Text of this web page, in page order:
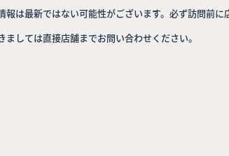
は最新ではない可能性がございます。必ず訪問前に
しては直接店舗までお問い合わせください。